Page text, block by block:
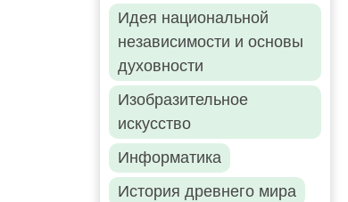
Идея национальной
независимости и основы
духовности
Изобразительное
искусство
Информатика
История древнего мира